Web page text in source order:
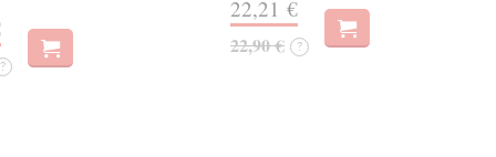
?
22,21 €
22,90 € ?